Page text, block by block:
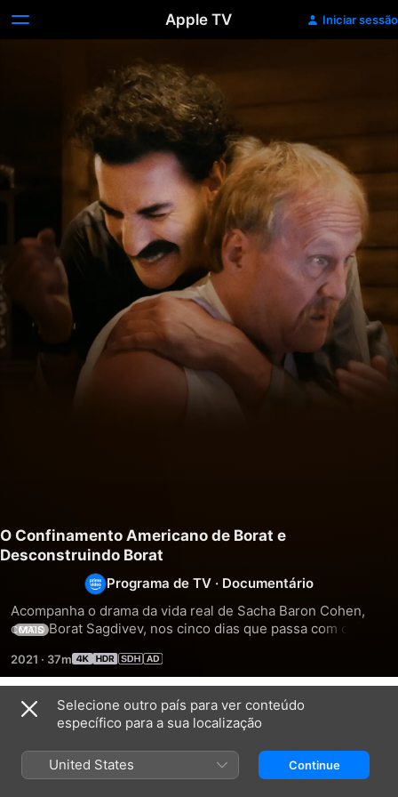
Apple TV Iniciar sessão
O Confinamento Americano de Borat e
Desconstruindo Borat
Programa de TV · Documentário
Acompanha o drama da vida real de Sacha Baron Cohen,
como Borat Sagdivev, nos cinco dias que passa com dois
Covid-19. Depois, em Desconstruindo Borat, vê como as
teorias destes dois teorizadores da conspiração são
desconstruídas por alguns dos maiores especialistas
mundiais.
MAIS
2021 · 37m
Temporada 1
Selecione outro país para ver conteúdo
específico para a sua localização
United States Continue